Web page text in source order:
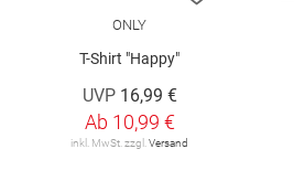
ONLY
T-Shirt "Happy"
UVP 16,99 €
Ab 10,99 €
inkl. MwSt. zzgl.Versand